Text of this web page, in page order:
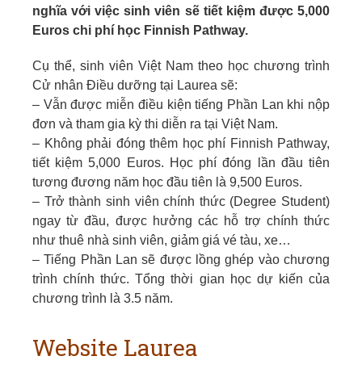
nghĩa với việc sinh viên sẽ tiết kiệm được 5,000
Euros chi phí học Finnish Pathway.
Cụ thể, sinh viên Việt Nam theo học chương trình
Cử nhân Điều dưỡng tại Laurea sẽ:
– Vẫn được miễn điều kiện tiếng Phần Lan khi nộp
đơn và tham gia kỳ thi diễn ra tại Việt Nam.
– Không phải đóng thêm học phí Finnish Pathway,
tiết kiệm 5,000 Euros. Học phí đóng lần đầu tiên
tương đương năm học đầu tiên là 9,500 Euros.
– Trở thành sinh viên chính thức (Degree Student)
ngay từ đầu, được hưởng các hỗ trợ chính thức
như thuê nhà sinh viên, giảm giá vé tàu, xe…
– Tiếng Phần Lan sẽ được lồng ghép vào chương
trình chính thức. Tổng thời gian học dự kiến của
chương trình là 3.5 năm.
Website Laurea